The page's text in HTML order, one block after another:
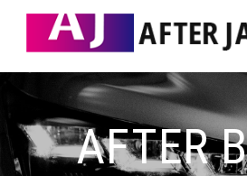
AFTER